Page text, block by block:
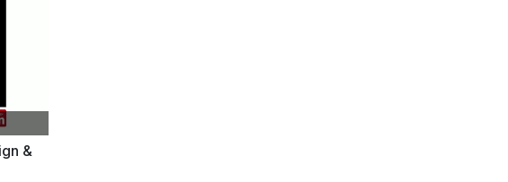
&